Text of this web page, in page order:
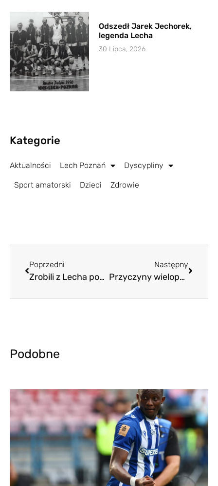
Odszedł Jarek Jechorek,
legenda Lecha
30 Lipca, 2026
Kategorie
Aktualności Lech Poznań Dyscypliny
Sport amatorski Dzieci Zdrowie
Poprzedni
Zrobili z Lecha pośmiewisko
Następny
Przyczyny wielopoziomowej porażki. Nie tylko trener winny
Podobne